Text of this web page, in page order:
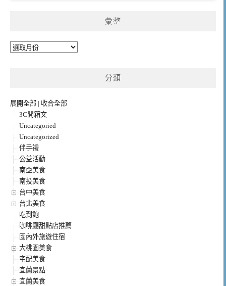
彙整
彙
分類
展開全部 | 收合全部
3C開箱文
Uncategoried
Uncategorized
伴手禮
公益活動
南亞美食
南投美食
台中美食
台北美食
吃到飽
咖啡廳甜點店推薦
國內外旅遊住宿
大桃園美食
宅配美食
宜蘭景點
宜蘭美食